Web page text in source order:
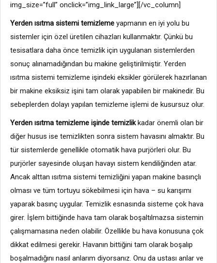
img_size=”full” onclick=”img_link_large”][/vc_column]
Yerden ısıtma sistemi temizleme yapmanın en iyi yolu bu
sistemler için özel üretilen cihazları kullanmaktır. Çünkü bu
tesisatlara daha önce temizlik için uygulanan sistemlerden
sonuç alınamadığından bu makine geliştirilmiştir. Yerden
ısıtma sistemi temizleme işindeki eksikler görülerek hazırlanan
bir makine eksiksiz işini tam olarak yapabilen bir makinedir. Bu
sebeplerden dolayı yapılan temizleme işlemi de kusursuz olur.
Yerden ısıtma temizleme işinde temizlikkadar önemli olan bir
diğer husus ise temizlikten sonra sistem havasını almaktır. Bu
tür sistemlerde genellikle otomatik hava purjörleri olur. Bu
purjörler sayesinde oluşan havayı sistem kendiliğinden atar.
Ancak alttan ısıtma sistemi temizliğini yapan makine basınçlı
olması ve tüm tortuyu sökebilmesi için hava – su karışımı
yaparak basınç uygular. Temizlik esnasında sisteme çok hava
girer. İşlem bittiğinde hava tam olarak boşaltılmazsa sistemin
çalışmamasına neden olabilir. Özellikle bu hava konusuna çok
dikkat edilmesi gerekir. Havanın bittiğini tam olarak boşalıp
boşalmadığını nasıl anlarım diyorsanız. Onu da ustası anlar ve